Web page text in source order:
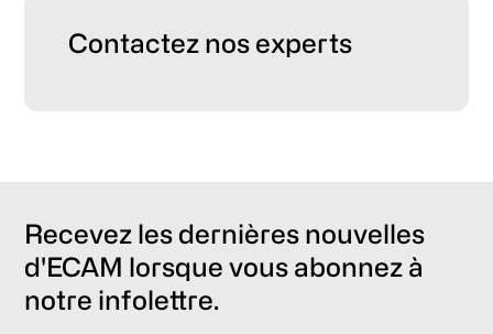
Primary
Contactez nos experts
Recevez les dernières nouvelles
d'ECAM lorsque vous abonnez à
notre infolettre.